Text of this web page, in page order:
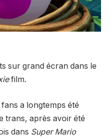
sur grand écran dans le
film.
a longtemps été
trans, après avoir été
dans Super Mario